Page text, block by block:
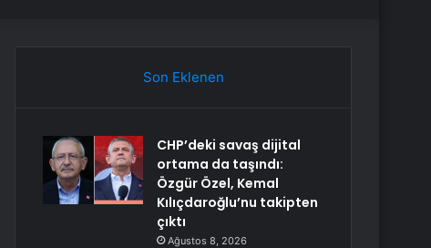
Son Eklenen
CHP’deki savaş dijital
ortama da taşındı:
Özgür Özel, Kemal
Kılıçdaroğlu’nu takipten
çıktı
Ağustos 8, 2026